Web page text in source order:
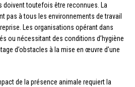
doivent toutefois être reconnues. La
pas à tous les environnements de travail
Les organisations opérant dans
ou nécessitant des conditions d’hygiène
d’obstacles à la mise en œuvre d’une
de la présence animale requiert la